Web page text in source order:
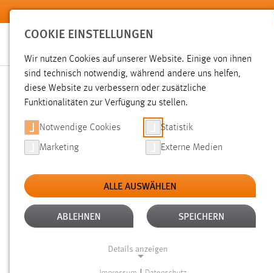
Zum Hauptinhalt springen
SUCHE
Gesucht nach "raum".Es wurden 2197 Ergebnisse gefunden.
COOKIE EINSTELLUNGEN
Wir nutzen Cookies auf unserer Website. Einige von ihnen
sind technisch notwendig, während andere uns helfen,
diese Website zu verbessern oder zusätzliche
Funktionalitäten zur Verfügung zu stellen.
Notwendige Cookies Statistik
Marketing Externe Medien
ALLE AUSWÄHLEN
ABLEHNEN SPEICHERN
Details anzeigen